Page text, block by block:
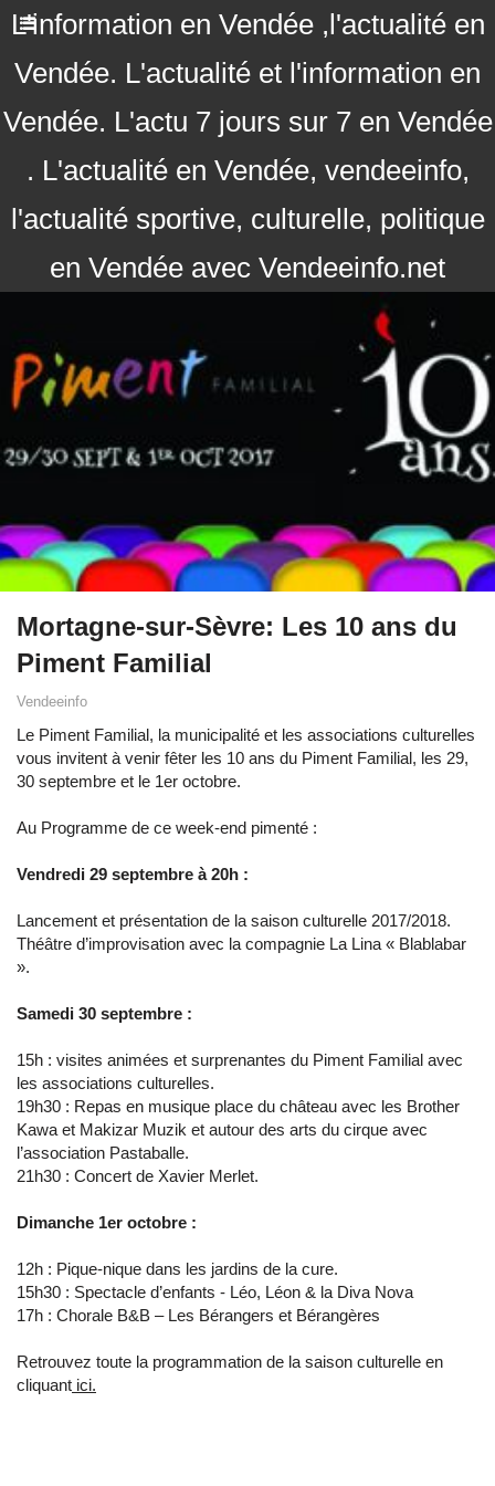
L'information en Vendée ,l'actualité en
Vendée. L'actualité et l'information en
Vendée. L'actu 7 jours sur 7 en Vendée
. L'actualité en Vendée, vendeeinfo,
l'actualité sportive, culturelle, politique
en Vendée avec Vendeeinfo.net
Mortagne-sur-Sèvre: Les 10 ans du
Piment Familial
Vendeeinfo
Le Piment Familial, la municipalité et les associations culturelles
vous invitent à venir fêter les 10 ans du Piment Familial, les 29,
30 septembre et le 1er octobre.
Au Programme de ce week-end pimenté :
Vendredi 29 septembre à 20h :
Lancement et présentation de la saison culturelle 2017/2018.
Théâtre d’improvisation avec la compagnie La Lina « Blablabar
».
Samedi 30 septembre :
15h : visites animées et surprenantes du Piment Familial avec
les associations culturelles.
19h30 : Repas en musique place du château avec les Brother
Kawa et Makizar Muzik et autour des arts du cirque avec
l’association Pastaballe.
21h30 : Concert de Xavier Merlet.
Dimanche 1er octobre :
12h : Pique-nique dans les jardins de la cure.
15h30 : Spectacle d’enfants - Léo, Léon & la Diva Nova
17h : Chorale B&B – Les Bérangers et Bérangères
Retrouvez toute la programmation de la saison culturelle en
cliquant ici.